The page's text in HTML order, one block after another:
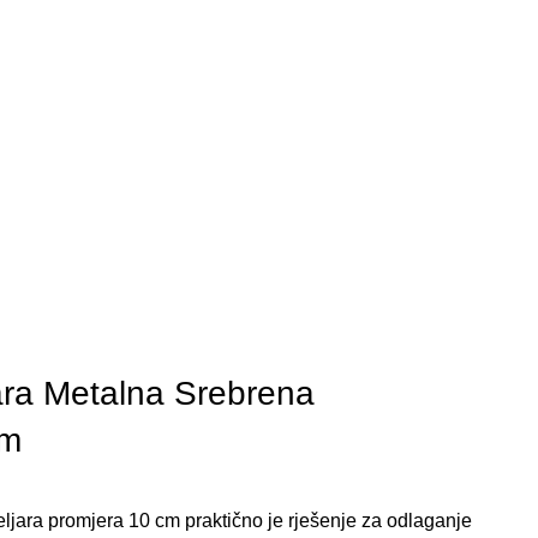
Metalna Srebrena
promjera 10 cm praktično je rješenje za odlaganje